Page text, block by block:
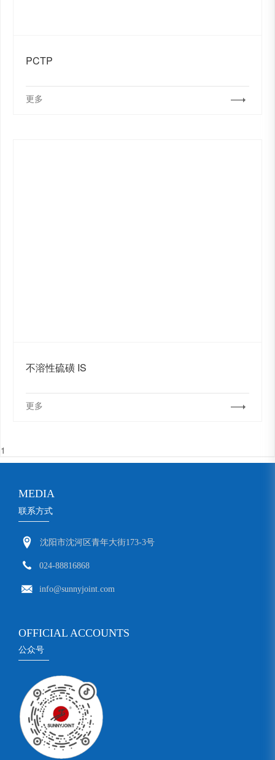
PCTP
更多
不溶性硫磺 IS
更多
1
MEDIA
联系方式
沈阳市沈河区青年大街173-3号
024-88816868
info@sunnyjoint.com
OFFICIAL ACCOUNTS
公众号